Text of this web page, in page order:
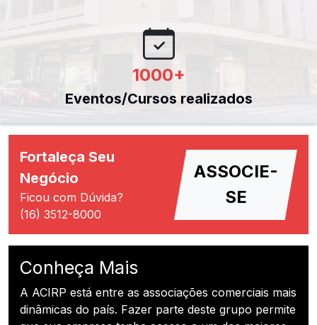
1000+
Eventos/Cursos realizados
Fortaleça Seu
Negócio
Ficou com Dúvida?
(16) 3512-8000
ASSOCIE-
SE
Conheça Mais
A ACIRP está entre as associações comerciais mais
dinâmicas do país. Fazer parte deste grupo permite